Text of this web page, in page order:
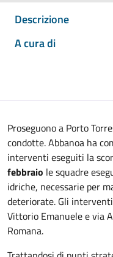
Descrizione
A cura di
Proseguono a Porto
condotte. Abbanoa ha
interventi eseguiti la
febbraio le squadre
idriche, necessarie per
deteriorate. Gli
Vittorio Emanuele e via
Romana.